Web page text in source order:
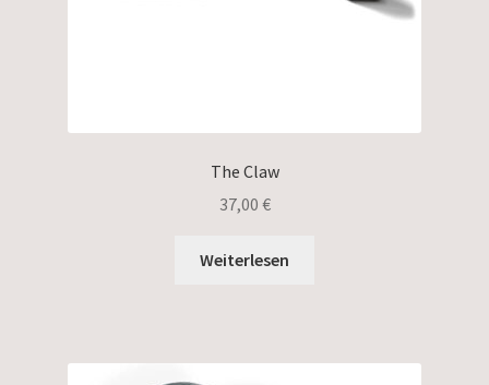
The Claw
37,00 €
Weiterlesen